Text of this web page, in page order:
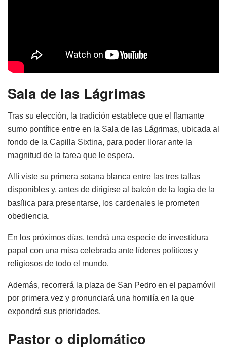
Sala de las Lágrimas
Tras su elección, la tradición establece que el flamante
sumo pontífice entre en la Sala de las Lágrimas, ubicada al
fondo de la Capilla Sixtina, para poder llorar ante la
magnitud de la tarea que le espera.
Allí viste su primera sotana blanca entre las tres tallas
disponibles y, antes de dirigirse al balcón de la logia de la
basílica para presentarse, los cardenales le prometen
obediencia.
En los próximos días, tendrá una especie de investidura
papal con una misa celebrada ante líderes políticos y
religiosos de todo el mundo.
Además, recorrerá la plaza de San Pedro en el papamóvil
por primera vez y pronunciará una homilía en la que
expondrá sus prioridades.
Pastor o diplomático